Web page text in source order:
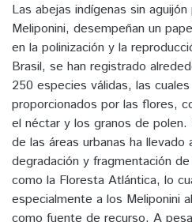
Las abejas indígenas sin
Meliponini, desempeñan un
en la polinización y la
Brasil, se han registrado
250 especies válidas, las
proporcionados por las flores,
el néctar y los granos de polen.
de las áreas urbanas ha llevado
degradación y fragmentación
como la Floresta Atlántica, lo
especialmente a los Meliponini